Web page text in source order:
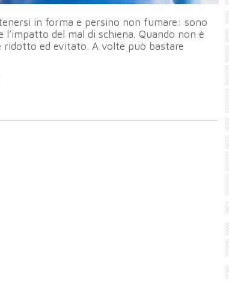
in forma e persino non fumare: sono
del mal di schiena. Quando non è
ridotto ed evitato. A volte può bastare